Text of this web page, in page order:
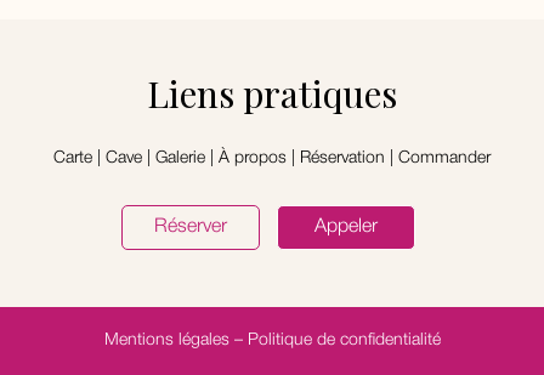
Liens pratiques
Carte Cave Galerie À propos Réservation Commander
Réserver Appeler
Mentions légales– Politique de confidentialité